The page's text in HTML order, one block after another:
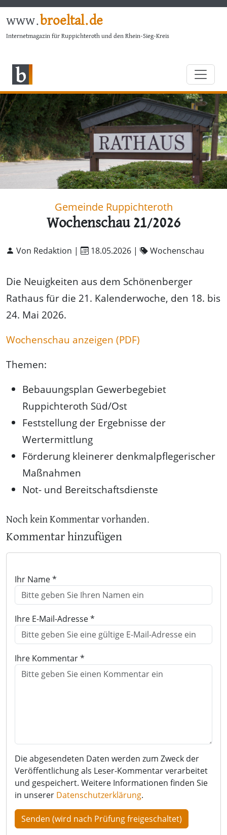
www.broeltal.de
Internetmagazin für Ruppichteroth und den Rhein-Sieg-Kreis
Gemeinde Ruppichteroth
Wochenschau 21/2026
Von Redaktion | 18.05.2026 | Wochenschau
Die Neuigkeiten aus dem Schönenberger
Rathaus für die 21. Kalenderwoche, den 18. bis
24. Mai 2026.
Wochenschau anzeigen (PDF)
Themen:
Bebauungsplan Gewerbegebiet
Ruppichteroth Süd/Ost
Feststellung der Ergebnisse der
Wertermittlung
Förderung kleinerer denkmalpflegerischer
Maßnahmen
Not- und Bereitschaftsdienste
Noch kein Kommentar vorhanden.
Kommentar hinzufügen
Ihr Name *
Ihre E-Mail-Adresse *
Ihre Kommentar *
Die abgesendeten Daten werden zum Zweck der
Veröffentlichung als Leser-Kommentar verarbeitet
und gespeichert. Weitere Informationen finden Sie
in unserer Datenschutzerklärung.